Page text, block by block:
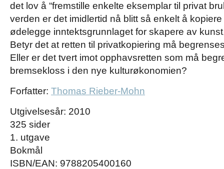
det lov å “fremstille enkelte eksemplar til privat
verden er det imidlertid nå blitt så enkelt å
ødelegge inntektsgrunnlaget for skapere av
Betyr det at retten til privatkopiering må
Eller er det tvert imot opphavsretten som må
bremsekloss i den nye kulturøkonomien?
Forfatter: Thomas Rieber-Mohn
Utgivelsesår: 2010
325 sider
1. utgave
Bokmål
ISBN/EAN: 9788205400160